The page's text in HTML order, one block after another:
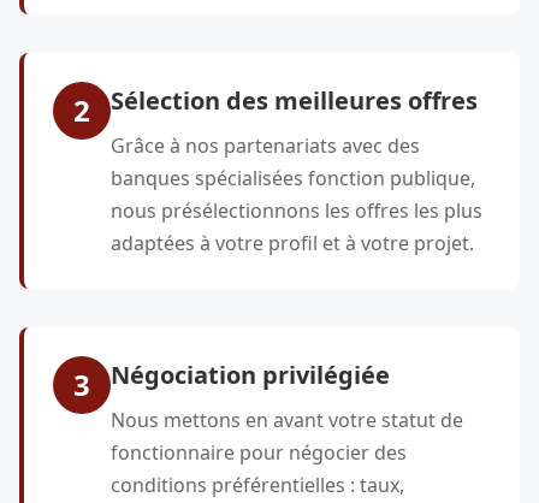
2 Sélection des meilleures offres
Grâce à nos partenariats avec des
banques spécialisées fonction publique,
nous présélectionnons les offres les plus
adaptées à votre profil et à votre projet.
3 Négociation privilégiée
Nous mettons en avant votre statut de
fonctionnaire pour négocier des
conditions préférentielles : taux,